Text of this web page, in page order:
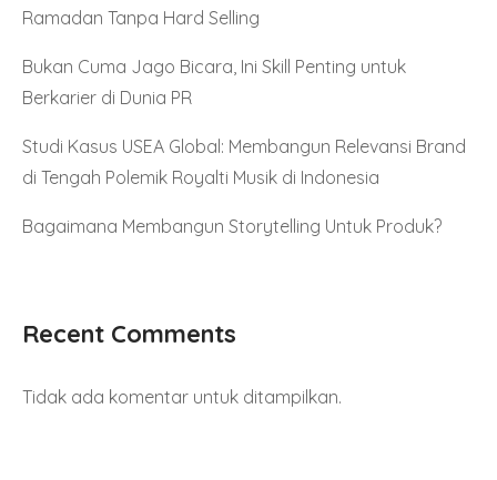
Ramadan Tanpa Hard Selling
Bukan Cuma Jago Bicara, Ini Skill Penting untuk
Berkarier di Dunia PR
Studi Kasus USEA Global: Membangun Relevansi Brand
di Tengah Polemik Royalti Musik di Indonesia
Bagaimana Membangun Storytelling Untuk Produk?
Recent Comments
Tidak ada komentar untuk ditampilkan.